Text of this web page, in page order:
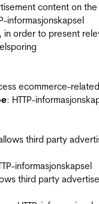
content on
informasjonskapsel
order to present
ecommerce-
: HTTP-
third party
informasjonskapsel
third party